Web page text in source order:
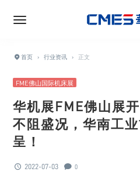
首页 › 行业资讯 › 正文
FME佛山国际机床展
华机展FME佛山展
不阻盛况，华南工
呈！
2022-07-03 0